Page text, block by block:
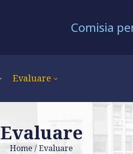
Comisia
Evaluare
Evaluare
Home /Evaluare